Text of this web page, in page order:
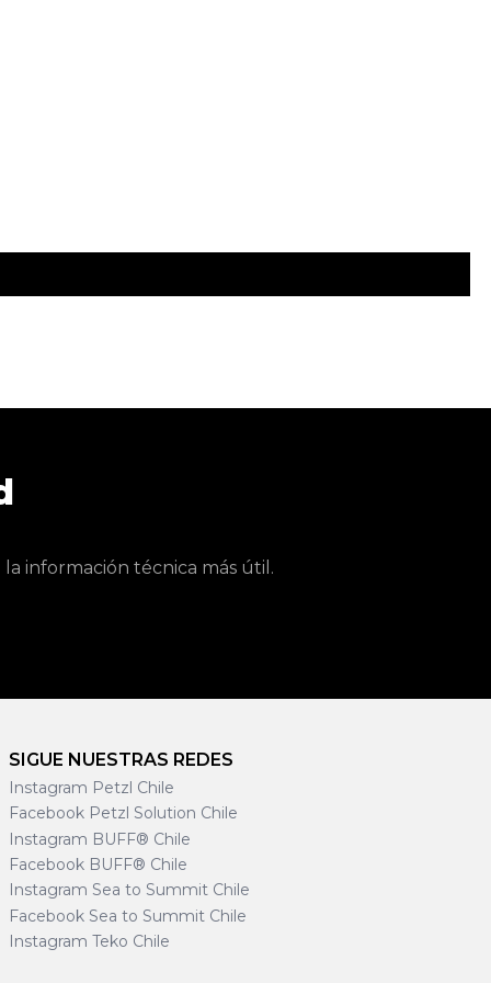
información técnica más útil.
SIGUE NUESTRAS REDES
Instagram Petzl Chile
Facebook Petzl Solution Chile
Instagram BUFF® Chile
Facebook BUFF® Chile
Instagram Sea to Summit Chile
Facebook Sea to Summit Chile
Instagram Teko Chile